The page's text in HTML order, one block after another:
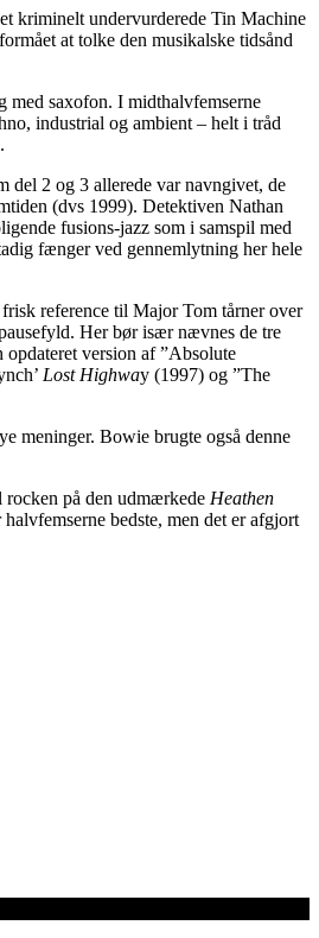
kriminelt undervurderede Tin Machine
at tolke den musikalske tidsånd
med saxofon. I midthalvfemserne
industrial og ambient – helt i tråd
del 2 og 3 allerede var navngivet, de
(dvs 1999). Detektiven Nathan
fusions-jazz som i samspil med
fænger ved gennemlytning her hele
reference til Major Tom tårner over
Her bør især nævnes de tre
version af ”Absolute
Lost Highway (1997) og ”The
meninger. Bowie brugte også denne
på den udmærkede Heathen
bedste, men det er afgjort